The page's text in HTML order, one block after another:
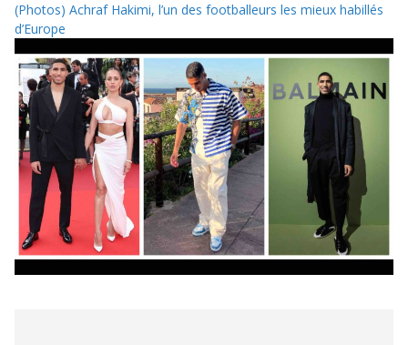
(Photos) Achraf Hakimi, l’un des footballeurs les mieux habillés
d’Europe